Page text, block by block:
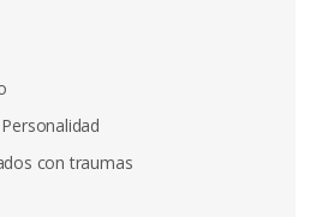
con traumas